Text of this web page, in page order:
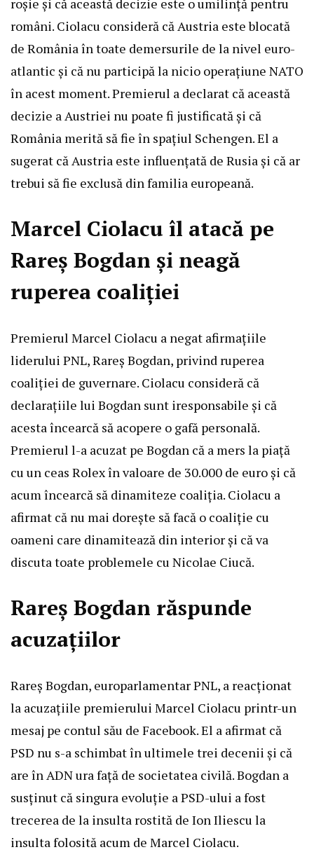
roșie și că această decizie este o umilință pentru
români. Ciolacu consideră că Austria este blocată
de România în toate demersurile de la nivel euro-
atlantic și că nu participă la nicio operațiune NATO
în acest moment. Premierul a declarat că această
decizie a Austriei nu poate fi justificată și că
România merită să fie în spațiul Schengen. El a
sugerat că Austria este influențată de Rusia și că ar
trebui să fie exclusă din familia europeană.
Marcel Ciolacu îl atacă pe
Rareș Bogdan și neagă
ruperea coaliției
Premierul Marcel Ciolacu a negat afirmațiile
liderului PNL, Rareș Bogdan, privind ruperea
coaliției de guvernare. Ciolacu consideră că
declarațiile lui Bogdan sunt iresponsabile și că
acesta încearcă să acopere o gafă personală.
Premierul l-a acuzat pe Bogdan că a mers la piață
cu un ceas Rolex în valoare de 30.000 de euro și că
acum încearcă să dinamiteze coaliția. Ciolacu a
afirmat că nu mai dorește să facă o coaliție cu
oameni care dinamitează din interior și că va
discuta toate problemele cu Nicolae Ciucă.
Rareș Bogdan răspunde
acuzațiilor
Rareș Bogdan, europarlamentar PNL, a reacționat
la acuzațiile premierului Marcel Ciolacu printr-un
mesaj pe contul său de Facebook. El a afirmat că
PSD nu s-a schimbat în ultimele trei decenii și că
are în ADN ura față de societatea civilă. Bogdan a
susținut că singura evoluție a PSD-ului a fost
trecerea de la insulta rostită de Ion Iliescu la
insulta folosită acum de Marcel Ciolacu.